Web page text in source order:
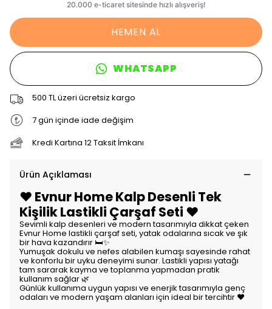
HEMEN AL
WHATSAPP
500 TL üzeri ücretsiz kargo
7 gün içinde iade değişim
Kredi Kartına 12 Taksit İmkanı
Ürün Açıklaması
❤️ Evnur Home Kalp Desenli Tek
Kişilik Lastikli Çarşaf Seti ❤️
Sevimli kalp desenleri ve modern tasarımıyla dikkat çeken
Evnur Home lastikli çarşaf seti, yatak odalarına sıcak ve şık
bir hava kazandırır 🛏️✨
Yumuşak dokulu ve nefes alabilen kumaşı sayesinde rahat
ve konforlu bir uyku deneyimi sunar. Lastikli yapısı yatağı
tam sararak kayma ve toplanma yapmadan pratik
kullanım sağlar 🌿
Günlük kullanıma uygun yapısı ve enerjik tasarımıyla genç
odaları ve modern yaşam alanları için ideal bir tercihtir ❤️